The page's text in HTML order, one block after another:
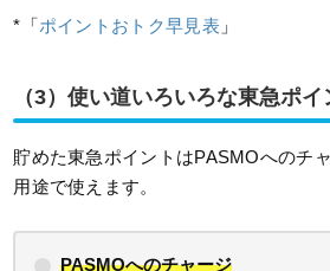
*「ポイントおトク早見表」
（3）使い道いろいろな東急ポイ
貯めた東急ポイントはPASMOへのチ
用途で使えます。
PASMOへのチャージ